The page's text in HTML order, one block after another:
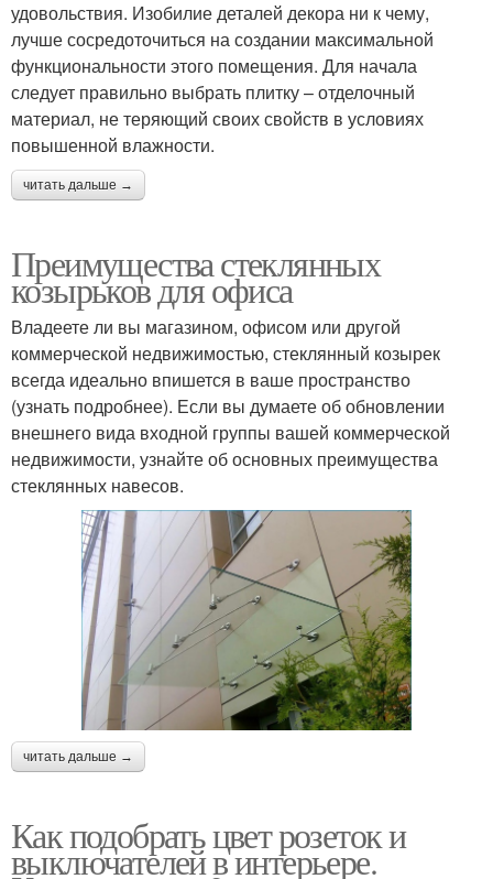
удовольствия. Изобилие деталей декора ни к чему,
лучше сосредоточиться на создании максимальной
функциональности этого помещения. Для начала
следует правильно выбрать плитку – отделочный
материал, не теряющий своих свойств в условиях
повышенной влажности.
читать дальше →
Преимущества стеклянных
козырьков для офиса
Владеете ли вы магазином, офисом или другой
коммерческой недвижимостью, стеклянный козырек
всегда идеально впишется в ваше пространство
(узнать подробнее). Если вы думаете об обновлении
внешнего вида входной группы вашей коммерческой
недвижимости, узнайте об основных преимущества
стеклянных навесов.
читать дальше →
Как подобрать цвет розеток и
выключателей в интерьере.